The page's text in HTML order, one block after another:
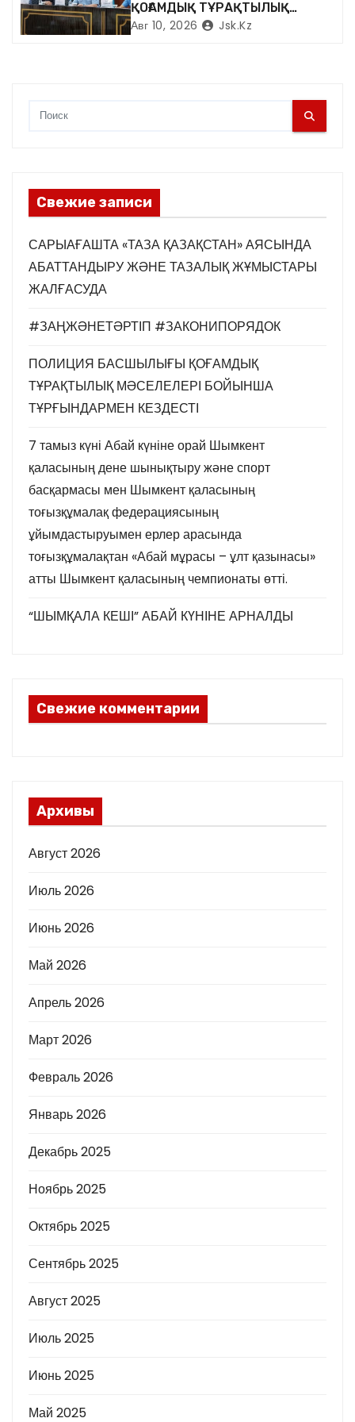
я
ҚОҒАМДЫҚ ТҰРАҚТЫЛЫҚ
МӘСЕЛЕЛЕРІ БОЙЫНША
Авг 10, 2026 Jsk.kz
Свежие записи
САРЫАҒАШТА «ТАЗА ҚАЗАҚСТАН» АЯСЫНДА
АБАТТАНДЫРУ ЖӘНЕ ТАЗАЛЫҚ ЖҰМЫСТАРЫ
ЖАЛҒАСУДА
#ЗАҢЖӘНЕТӘРТІП #ЗАКОНИПОРЯДОК
ПОЛИЦИЯ БАСШЫЛЫҒЫ ҚОҒАМДЫҚ
ТҰРАҚТЫЛЫҚ МӘСЕЛЕЛЕРІ БОЙЫНША
ТҰРҒЫНДАРМЕН КЕЗДЕСТІ
7 тамыз күні Абай күніне орай Шымкент
қаласының дене шынықтыру және спорт
басқармасы мен Шымкент қаласының
тоғызқұмалақ федерациясының
ұйымдастыруымен ерлер арасында
тоғызқұмалақтан «Абай мұрасы – ұлт қазынасы»
атты Шымкент қаласының чемпионаты өтті.
“ШЫМҚАЛА КЕШІ” АБАЙ КҮНІНЕ АРНАЛДЫ
Свежие комментарии
Архивы
Август 2026
Июль 2026
Июнь 2026
Май 2026
Апрель 2026
Март 2026
Февраль 2026
Январь 2026
Декабрь 2025
Ноябрь 2025
Октябрь 2025
Сентябрь 2025
Август 2025
Июль 2025
Июнь 2025
Май 2025